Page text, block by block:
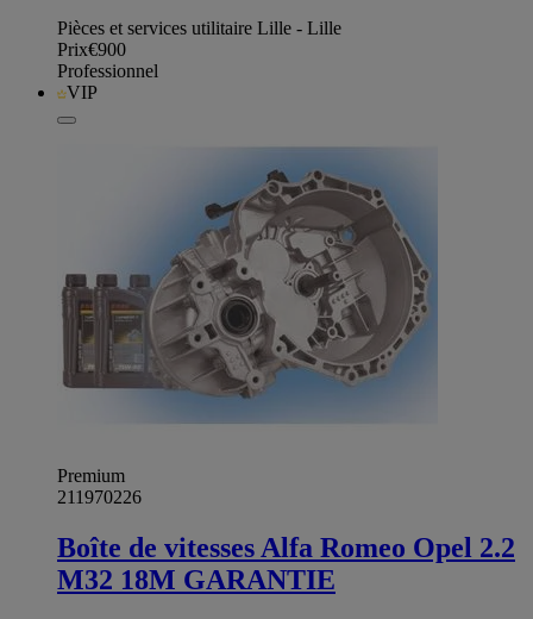
Pièces et services utilitaire Lille - Lille
Prix€900
Professionnel
VIP
Premium
211970226
Boîte de vitesses Alfa Romeo Opel 2.2
M32 18M GARANTIE